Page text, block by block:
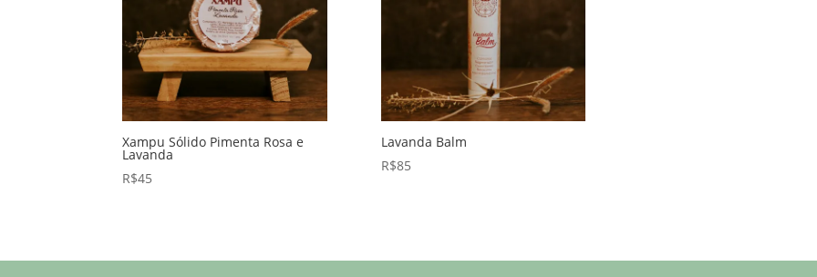
Xampu Sólido Pimenta Rosa e
Lavanda
R$45
Lavanda Balm
R$85